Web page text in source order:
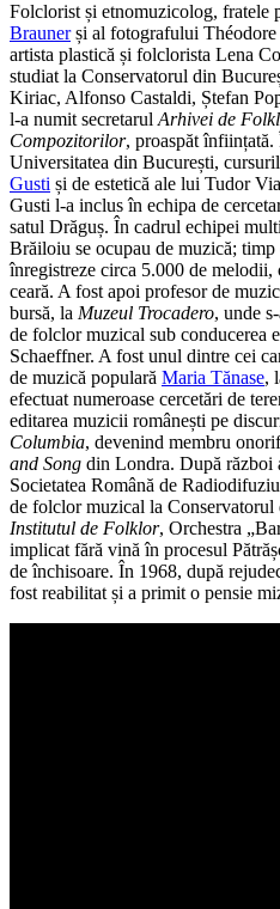
Folclorist și etnomuzicolog, fratele
Braunerși al fotografului Théodore
artista plastică și folclorista Lena
studiat la Conservatorul din
Kiriac, Alfonso Castaldi, Ștefan
l-a numit secretarul Arhivei de
Compozitorilor, proaspăt înființată.
Universitatea din București,
Gusti și de estetică ale lui Tudor
Gusti l-a inclus în echipa de
satul Drăguș. În cadrul echipei
Brăiloiu se ocupau de muzică; timp
înregistreze circa 5.000 de
ceară. A fost apoi profesor de
bursă, la Muzeul Trocadero, unde
de folclor muzical sub conducerea
Schaeffner. A fost unul dintre cei
de muzică populară Maria Tănase,
efectuat numeroase cercetări de
editarea muzicii românești pe
Columbia, devenind membru
and Song din Londra. După război
Societatea Română de
de folclor muzical la
Institutul de Folklor, Orchestra
implicat fără vină în procesul
de închisoare. În 1968, după
fost reabilitat și a primit o pensie